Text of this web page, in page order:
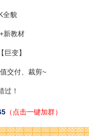
全貌
新教材
变】
交付、裁剪~
过！
（点击一键加群）